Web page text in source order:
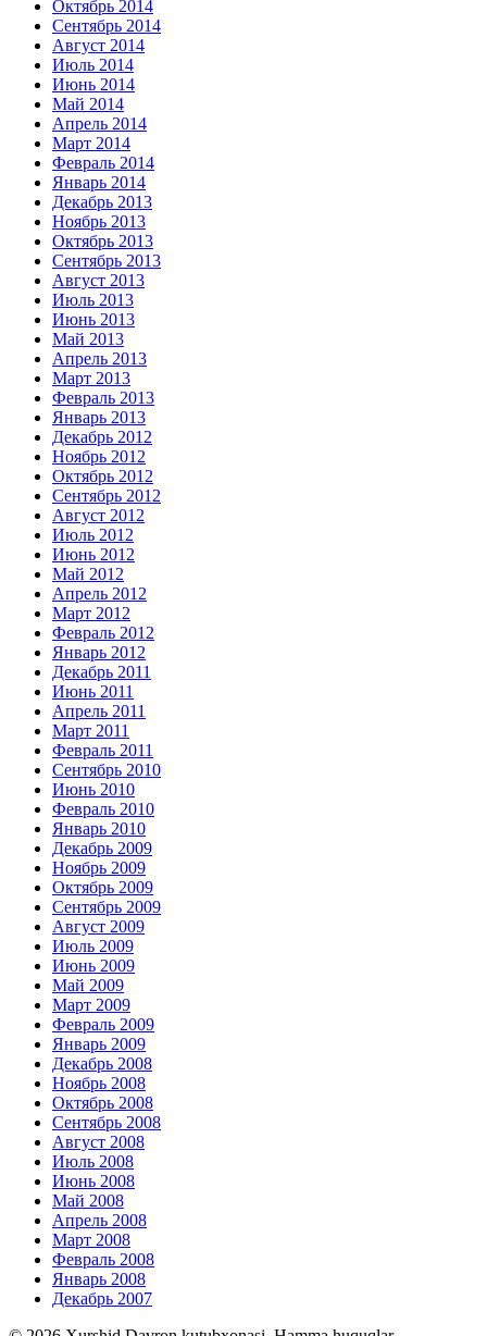
Октябрь 2014
Сентябрь 2014
Август 2014
Июль 2014
Июнь 2014
Май 2014
Апрель 2014
Март 2014
Февраль 2014
Январь 2014
Декабрь 2013
Ноябрь 2013
Октябрь 2013
Сентябрь 2013
Август 2013
Июль 2013
Июнь 2013
Май 2013
Апрель 2013
Март 2013
Февраль 2013
Январь 2013
Декабрь 2012
Ноябрь 2012
Октябрь 2012
Сентябрь 2012
Август 2012
Июль 2012
Июнь 2012
Май 2012
Апрель 2012
Март 2012
Февраль 2012
Январь 2012
Декабрь 2011
Июнь 2011
Апрель 2011
Март 2011
Февраль 2011
Сентябрь 2010
Июнь 2010
Февраль 2010
Январь 2010
Декабрь 2009
Ноябрь 2009
Октябрь 2009
Сентябрь 2009
Август 2009
Июль 2009
Июнь 2009
Май 2009
Март 2009
Февраль 2009
Январь 2009
Декабрь 2008
Ноябрь 2008
Октябрь 2008
Сентябрь 2008
Август 2008
Июль 2008
Июнь 2008
Май 2008
Апрель 2008
Март 2008
Февраль 2008
Январь 2008
Декабрь 2007